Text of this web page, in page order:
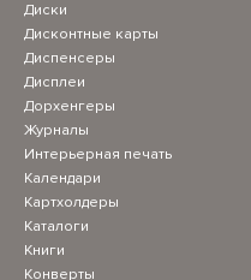
Диски
Дисконтные карты
Диспенсеры
Дисплеи
Дорхенгеры
Журналы
Интерьерная печать
Календари
Картхолдеры
Каталоги
Книги
Конверты